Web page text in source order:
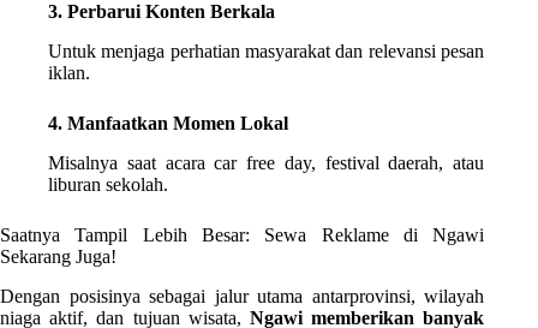
3. Perbarui Konten Berkala
Untuk menjaga perhatian masyarakat dan relevansi pesan
iklan.
4. Manfaatkan Momen Lokal
Misalnya saat acara car free day, festival daerah, atau
liburan sekolah.
Saatnya Tampil Lebih Besar: Sewa Reklame di Ngawi
Sekarang Juga!
Dengan posisinya sebagai jalur utama antarprovinsi, wilayah
niaga aktif, dan tujuan wisata, Ngawi memberikan banyak